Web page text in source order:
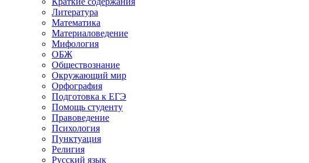
Литература
Математика
Материаловедение
Мифология
ОБЖ
Обществознание
Окружающий мир
Орфография
Подготовка к ЕГЭ
Помощь студенту
Правоведение
Психология
Пунктуация
Религия
Русский язык